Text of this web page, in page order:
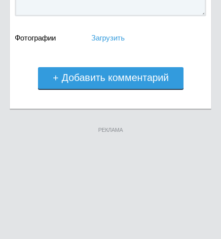
Фотографии Загрузить
+ Добавить комментарий
РЕКЛАМА